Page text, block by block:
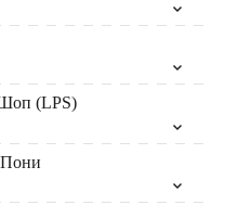
(LPS)